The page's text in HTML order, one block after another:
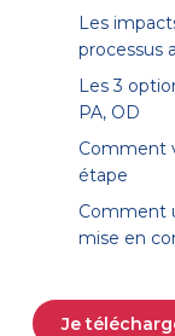
Les
processus
Les 3
PA, OD
Comment
étape
Comment
mise en
Je